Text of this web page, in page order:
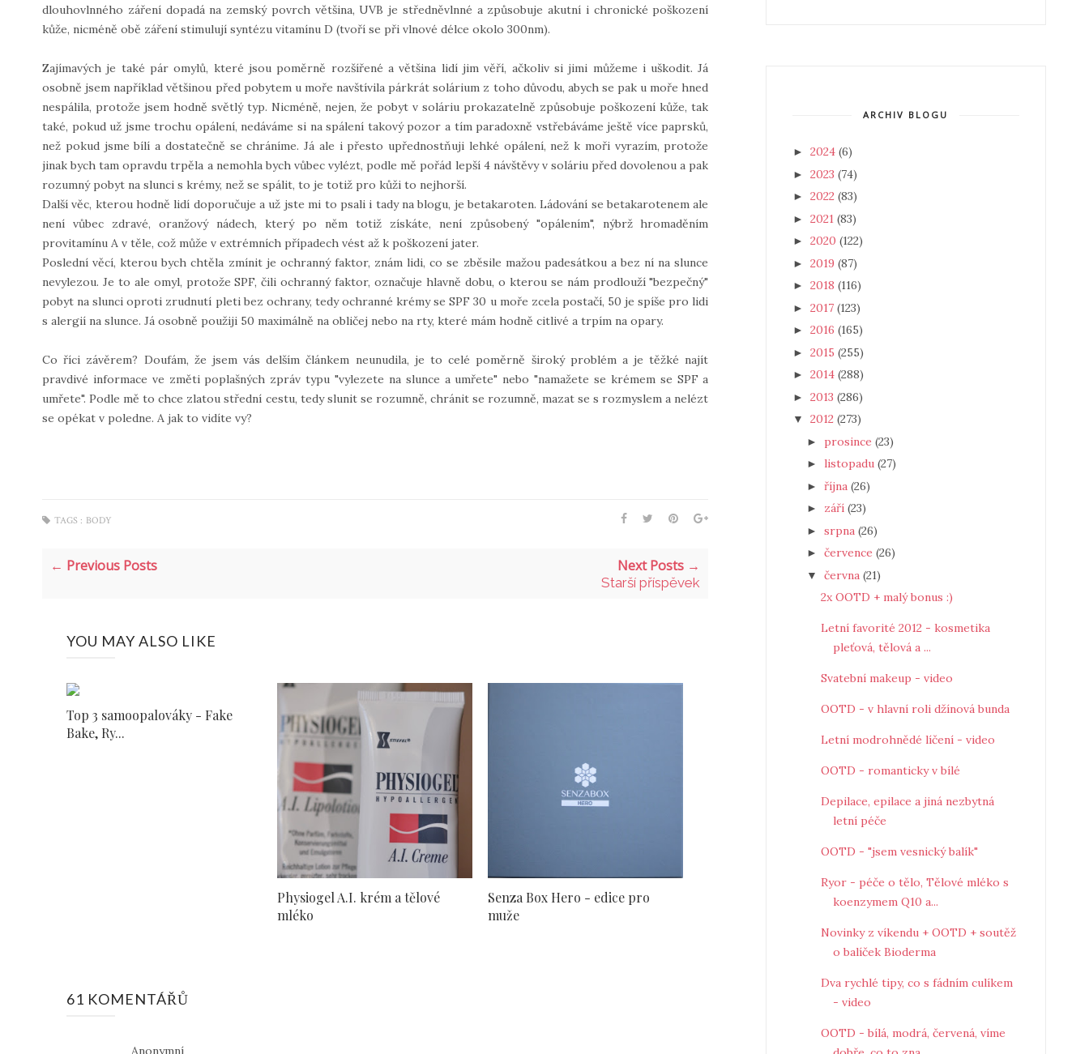
dlouhovlnného záření dopadá na zemský povrch většina, UVB je středněvlnné a způsobuje akutní i chronické poškození
kůže, nicméně obě záření stimulují syntézu vitamínu D (tvoří se při vlnové délce okolo 300nm).
Zajímavých je také pár omylů, které jsou poměrně rozšířené a většina lidí jim věří, ačkoliv si jimi můžeme i uškodit. Já
osobně jsem například většinou před pobytem u moře navštívila párkrát solárium z toho důvodu, abych se pak u moře hned
nespálila, protože jsem hodně světlý typ. Nicméně, nejen, že pobyt v soláriu prokazatelně způsobuje poškození kůže, tak
také, pokud už jsme trochu opálení, nedáváme si na spálení takový pozor a tím paradoxně vstřebáváme ještě více paprsků,
než pokud jsme bílí a dostatečně se chráníme. Já ale i přesto upřednostňuji lehké opálení, než k moři vyrazím, protože
jinak bych tam opravdu trpěla a nemohla bych vůbec vylézt, podle mě pořád lepší 4 návštěvy v soláriu před dovolenou a pak
rozumný pobyt na slunci s krémy, než se spálit, to je totiž pro kůži to nejhorší.
Další věc, kterou hodně lidí doporučuje a už jste mi to psali i tady na blogu, je betakaroten. Ládování se betakarotenem ale
není vůbec zdravé, oranžový nádech, který po něm totiž získáte, není způsobený "opálením", nýbrž hromaděním
provitamínu A v těle, což může v extrémních případech vést až k poškození jater.
Poslední věcí, kterou bych chtěla zmínit je ochranný faktor, znám lidi, co se zběsile mažou padesátkou a bez ní na slunce
nevylezou. Je to ale omyl, protože SPF, čili ochranný faktor, označuje hlavně dobu, o kterou se nám prodlouží "bezpečný"
pobyt na slunci oproti zrudnutí pleti bez ochrany, tedy ochranné krémy se SPF 30 u moře zcela postačí, 50 je spíše pro lidi
s alergií na slunce. Já osobně použiji 50 maximálně na obličej nebo na rty, které mám hodně citlivé a trpím na opary.
Co říci závěrem? Doufám, že jsem vás delším článkem neunudila, je to celé poměrně široký problém a je těžké najít
pravdivé informace ve změti poplašných zpráv typu "vylezete na slunce a umřete" nebo "namažete se krémem se SPF a
umřete". Podle mě to chce zlatou střední cestu, tedy slunit se rozumně, chránit se rozumně, mazat se s rozmyslem a nelézt
se opékat v poledne. A jak to vidíte vy?
TAGS : BODY
← Previous Posts Next Posts →
Starší příspěvek
YOU MAY ALSO LIKE
Top 3 samoopalováky - Fake
Bake, Ry...
Physiogel A.I. krém a tělové
mléko
Senza Box Hero - edice pro
muže
61 KOMENTÁŘŮ
Anonymní
ARCHIV BLOGU
► 2024 (6)
► 2023 (74)
► 2022 (83)
► 2021 (83)
► 2020 (122)
► 2019 (87)
► 2018 (116)
► 2017 (123)
► 2016 (165)
► 2015 (255)
► 2014 (288)
► 2013 (286)
▼ 2012 (273)
► prosince (23)
► listopadu (27)
► října (26)
► září (23)
► srpna (26)
► července (26)
▼ června (21)
2x OOTD + malý bonus :)
Letní favorité 2012 - kosmetika
pleťová, tělová a ...
Svatební makeup - video
OOTD - v hlavní roli džínová bunda
Letní modrohnědé líčení - video
OOTD - romanticky v bílé
Depilace, epilace a jiná nezbytná
letní péče
OOTD - "jsem vesnický balík"
Ryor - péče o tělo, Tělové mléko s
koenzymem Q10 a...
Novinky z víkendu + OOTD + soutěž
o balíček Bioderma
Dva rychlé tipy, co s fádním culíkem
- video
OOTD - bílá, modrá, červená, víme